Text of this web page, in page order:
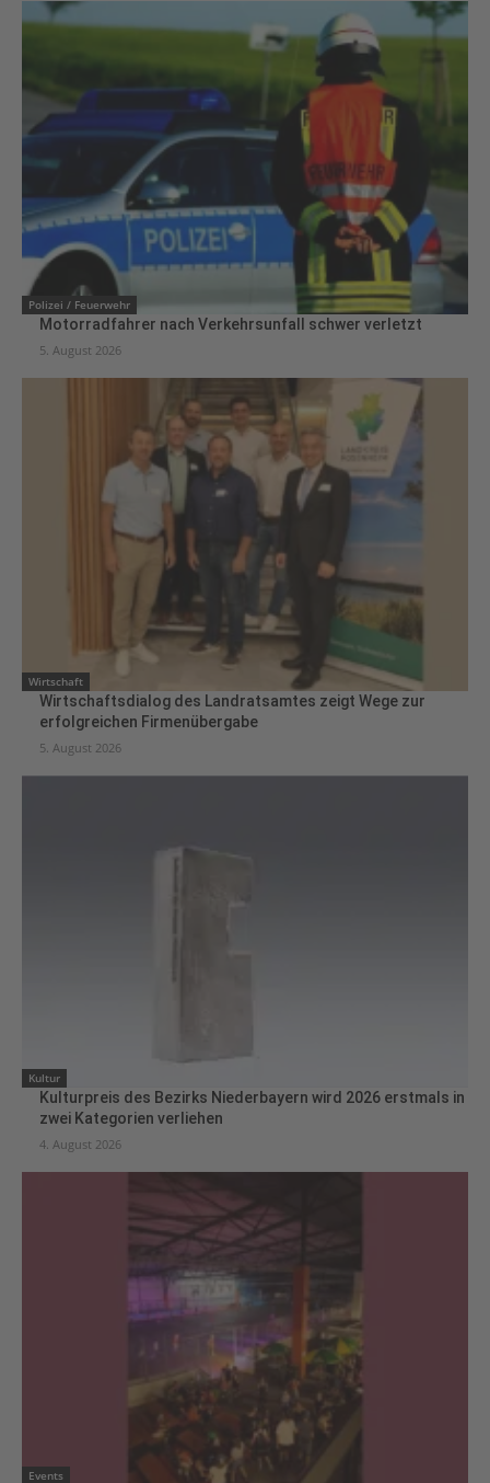
Polizei / Feuerwehr
Motorradfahrer nach Verkehrsunfall schwer verletzt
5. August 2026
Wirtschaft
Wirtschaftsdialog des Landratsamtes zeigt Wege zur
erfolgreichen Firmenübergabe
5. August 2026
Kultur
Kulturpreis des Bezirks Niederbayern wird 2026 erstmals in
zwei Kategorien verliehen
4. August 2026
Events